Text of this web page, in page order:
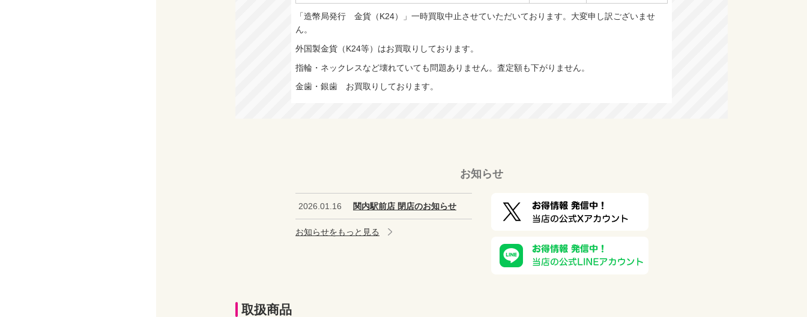
「造幣局発行 金貨（K24）」一時買取中止させていただいております。大変申し訳ございませ
ん。
外国製金貨（K24等）はお買取りしております。
指輪・ネックレスなど壊れていても問題ありません。査定額も下がりません。
金歯・銀歯 お買取りしております。
お知らせ
2026.01.16 関内駅前店 閉店のお知らせ
お知らせをもっと見る
取扱商品